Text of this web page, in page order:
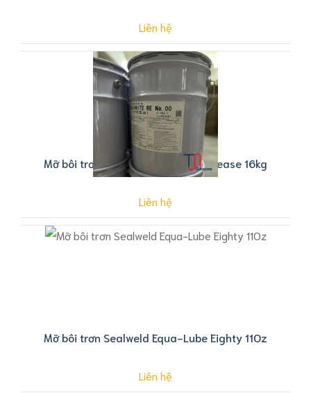
Liên hệ
Mỡ bôi trơn Molywhite RE No.00 Grease 16kg
Liên hệ
Mỡ bôi trơn Sealweld Equa-Lube Eighty 11Oz
Liên hệ